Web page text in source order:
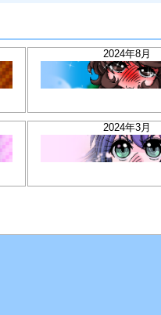
2024年8月
2024年3月